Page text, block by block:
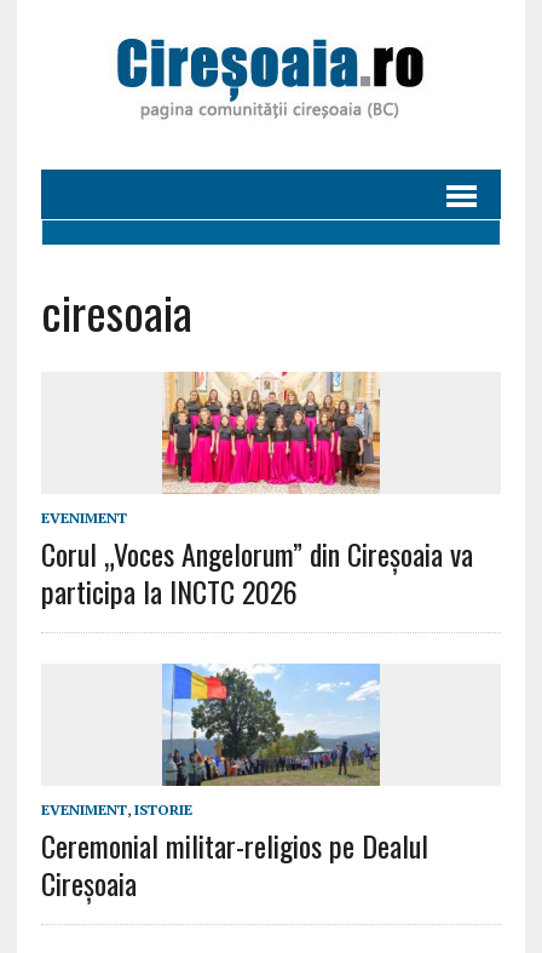
ciresoaia
EVENIMENT
Corul „Voces Angelorum” din Cireșoaia va
participa la INCTC 2026
EVENIMENT, ISTORIE
Ceremonial militar-religios pe Dealul
Cireșoaia